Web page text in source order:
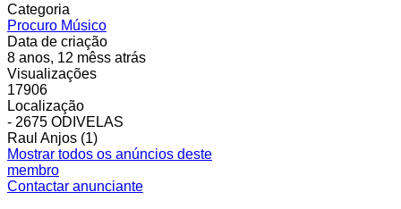
Categoria
Procuro Músico
Data de criação
8 anos, 12 mêss atrás
Visualizações
17906
Localização
- 2675 ODIVELAS
Raul Anjos (1)
Mostrar todos os anúncios deste
membro
Contactar anunciante